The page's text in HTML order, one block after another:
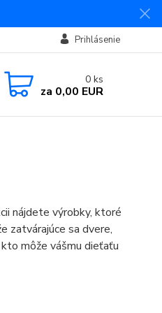
Prihlásenie
0 ks
za 0,00 EUR
nájdete výrobky, ktoré
zatvárajúce sa dvere,
môže vášmu dieťaťu